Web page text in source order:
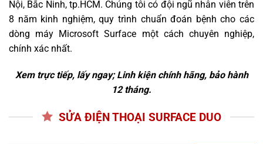
Nội, Bắc Ninh, tp.HCM. Chúng tôi có đội ngũ nhân viên trên
8 năm kinh nghiệm, quy trình chuẩn đoán bệnh cho các
dòng máy Microsoft Surface một cách chuyên nghiệp,
chính xác nhất.
Xem trực tiếp, lấy ngay; Linh kiện chính hãng, bảo hành
12 tháng.
SỬA ĐIỆN THOẠI SURFACE DUO